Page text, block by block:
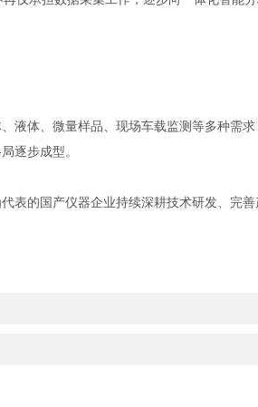
体、微量样品、现场车载监测等多种需
逐步成型。
的国产仪器企业持续深耕技术研发、完